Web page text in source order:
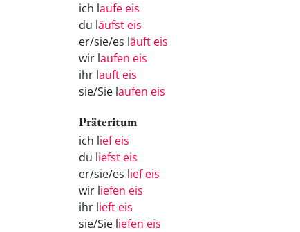
ich laufe eis
du läufst eis
er/sie/es läuft eis
wir laufen eis
ihr lauft eis
sie/Sie laufen eis
Präteritum
ich lief eis
du liefst eis
er/sie/es lief eis
wir liefen eis
ihr lieft eis
sie/Sie liefen eis